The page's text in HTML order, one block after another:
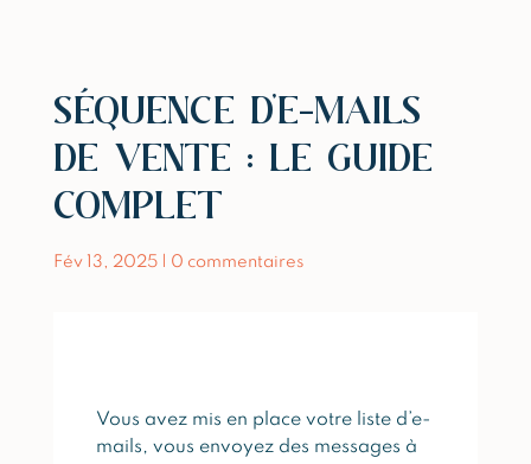
SÉQUENCE D’E-MAILS
DE VENTE : LE GUIDE
COMPLET
Fév 13, 2025| 0 commentaires
Vous avez mis en place votre liste d’e-
mails, vous envoyez des messages à